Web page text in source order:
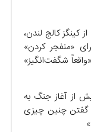
کینگز کالج لندن،
«منفجر کردن»
شگفت‌انگیز»
از آغاز جنگ به
گفتن چنین چیزی